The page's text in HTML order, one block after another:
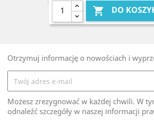
 DO
Otrzymuj informację o nowościach i
Możesz zrezygnować w każdej chwili. W
odnaleźć szczegóły w naszej informacji